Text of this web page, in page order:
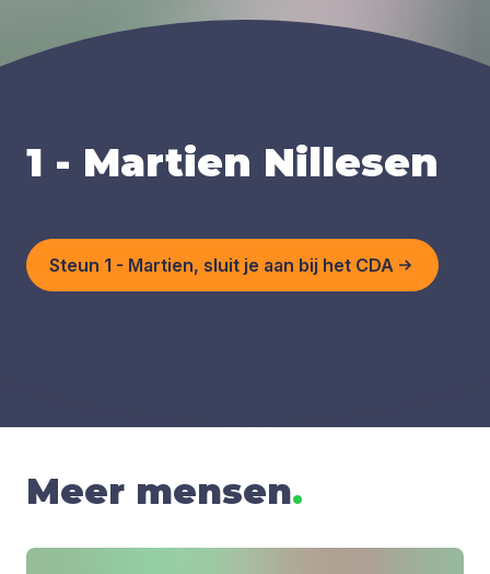
1 - Martien Nillesen
Steun 1 - Martien, sluit je aan bij het CDA
Meer mensen.